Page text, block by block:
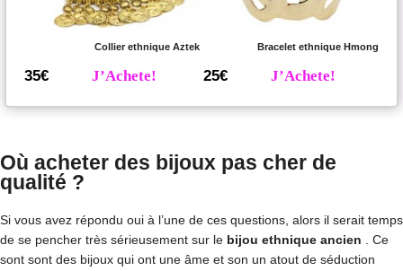
Collier ethnique Aztek
35€ J’Achete!
Bracelet ethnique Hmong
25€ J’Achete!
Où acheter des bijoux pas cher de
qualité ?
Si vous avez répondu oui à l’une de ces questions, alors il serait temps
de se pencher très sérieusement sur le bijou ethnique ancien
. Ce
sont sont des bijoux qui ont une âme et son un atout de séduction